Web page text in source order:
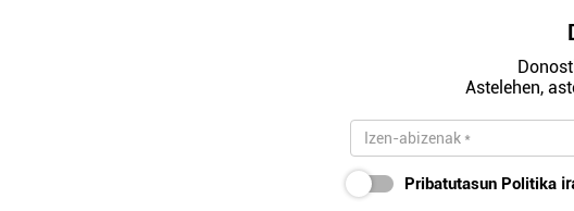
Astelehen,
Pribatutasun Politika